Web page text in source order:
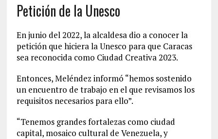
Petición de la Unesco
En junio del 2022, la alcaldesa dio a conocer la
petición que hiciera la Unesco para que Caracas
sea reconocida como Ciudad Creativa 2023.
Entonces, Meléndez informó “hemos sostenido
un encuentro de trabajo en el que revisamos los
requisitos necesarios para ello”.
“Tenemos grandes fortalezas como ciudad
capital, mosaico cultural de Venezuela, y